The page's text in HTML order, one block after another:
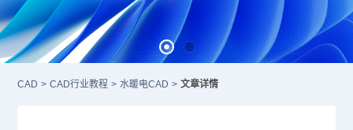
CAD > CAD行业教程 > 水暖电CAD > 文章详情